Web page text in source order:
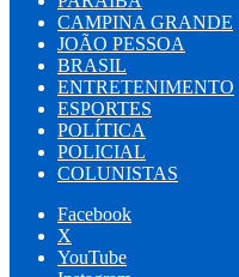
CAMPINA GRANDE
JOÃO PESSOA
BRASIL
ENTRETENIMENTO
ESPORTES
POLÍTICA
POLICIAL
COLUNISTAS
Facebook
X
YouTube